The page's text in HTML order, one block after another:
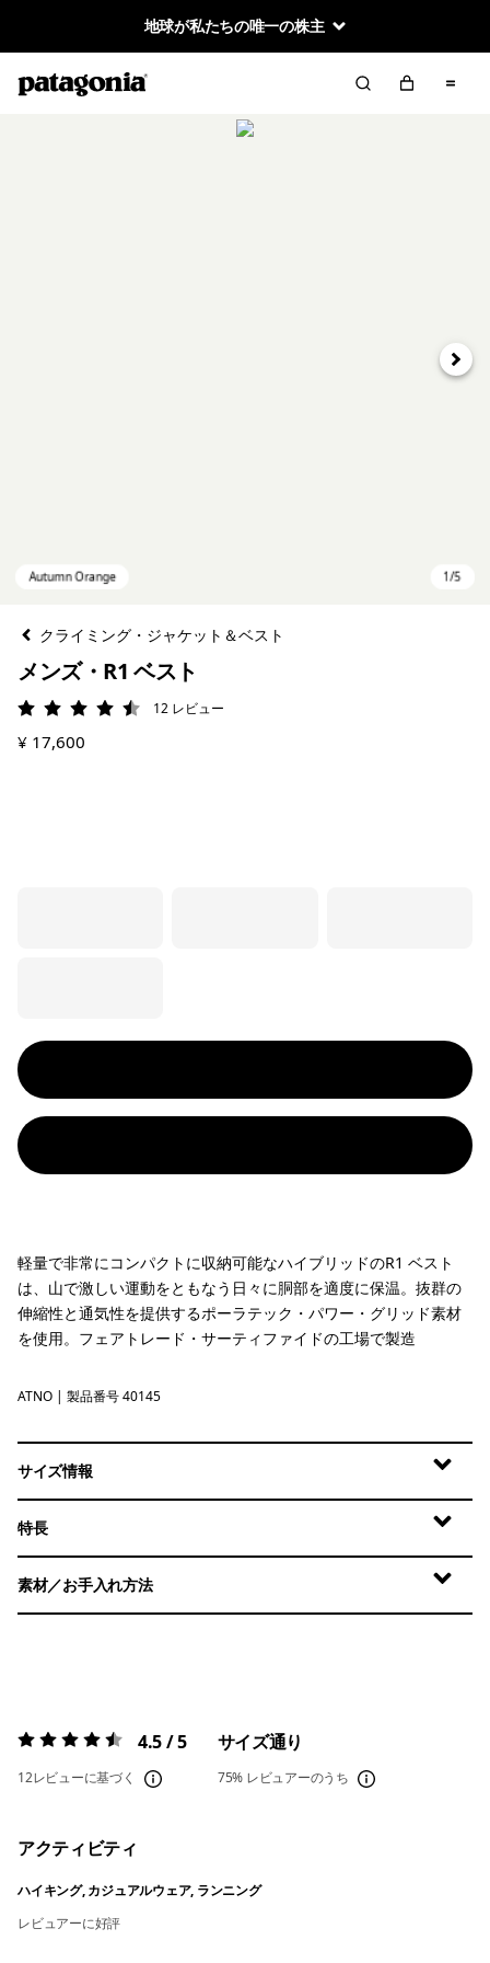
地球が私たちの唯一の株主
次へ
クライミング・ジャケット＆ベスト
メンズ・R1 ベスト
評価: 4.5 / 5
12 レビュー
¥ 17,600
軽量で非常にコンパクトに収納可能なハイブリッドのR1 ベスト
は、山で激しい運動をともなう日々に胴部を適度に保温。抜群の
伸縮性と通気性を提供するポーラテック・パワー・グリッド素材
を使用。フェアトレード・サーティファイドの工場で製造
Autumn Orange
ATNO | 製品番号 40145
サイズ情報
特長
素材／お手入れ方法
評価:4.5 / 5 4.5 / 5
12レビューに基づく
サイズ通り
75% レビュアーのうち
アクティビティ
ハイキング, カジュアルウェア, ランニング
レビュアーに好評